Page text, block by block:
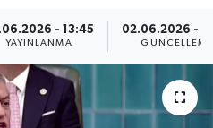
- 13:45
YAYINLANMA
02.06.2026 -
GÜNCELLEME